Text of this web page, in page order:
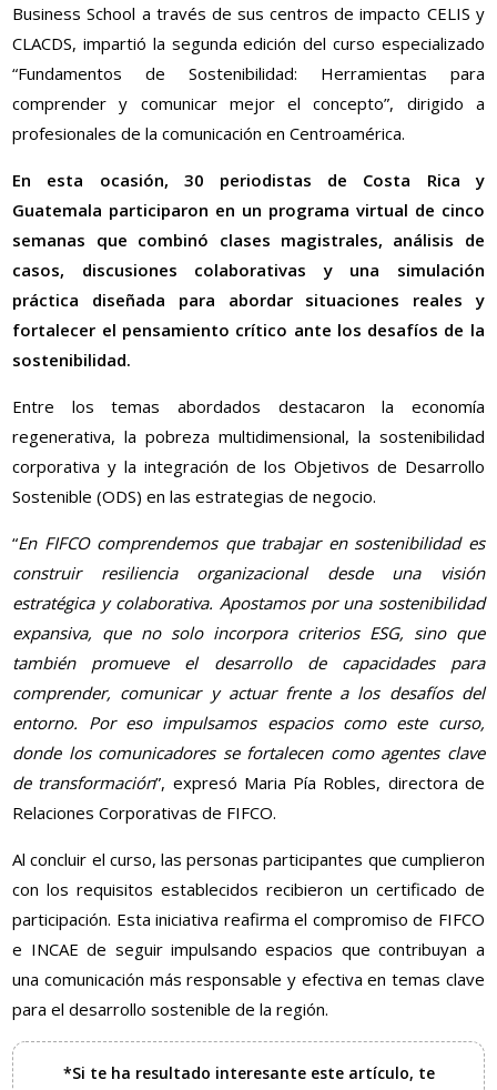
Business School a través de sus centros de impacto CELIS y
CLACDS, impartió la segunda edición del curso especializado
“Fundamentos de Sostenibilidad: Herramientas para
comprender y comunicar mejor el concepto”, dirigido a
profesionales de la comunicación en Centroamérica.
En esta ocasión, 30 periodistas de Costa Rica y
Guatemala participaron en un programa virtual de cinco
semanas que combinó clases magistrales, análisis de
casos, discusiones colaborativas y una simulación
práctica diseñada para abordar situaciones reales y
fortalecer el pensamiento crítico ante los desafíos de la
sostenibilidad.
Entre los temas abordados destacaron la economía
regenerativa, la pobreza multidimensional, la sostenibilidad
corporativa y la integración de los Objetivos de Desarrollo
Sostenible (ODS) en las estrategias de negocio.
“En FIFCO comprendemos que trabajar en sostenibilidad es
construir resiliencia organizacional desde una visión
estratégica y colaborativa. Apostamos por una sostenibilidad
expansiva, que no solo incorpora criterios ESG, sino que
también promueve el desarrollo de capacidades para
comprender, comunicar y actuar frente a los desafíos del
entorno. Por eso impulsamos espacios como este curso,
donde los comunicadores se fortalecen como agentes clave
de transformación”, expresó Maria Pía Robles, directora de
Relaciones Corporativas de FIFCO.
Al concluir el curso, las personas participantes que cumplieron
con los requisitos establecidos recibieron un certificado de
participación. Esta iniciativa reafirma el compromiso de FIFCO
e INCAE de seguir impulsando espacios que contribuyan a
una comunicación más responsable y efectiva en temas clave
para el desarrollo sostenible de la región.
*Si te ha resultado interesante este artículo, te